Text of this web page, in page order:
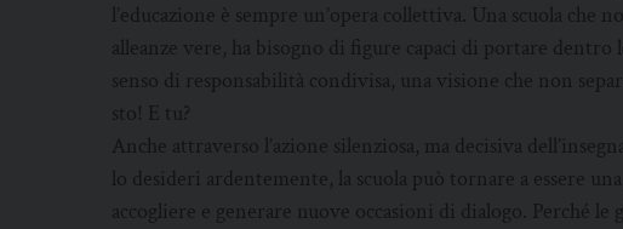
l’educazione è sempre un’opera collettiva. Una scuola che
alleanze vere, ha bisogno di figure capaci di portare
senso di responsabilità condivisa, una visione che non
sto! E tu?
Anche attraverso l’azione silenziosa, ma decisiva
lo desideri ardentemente, la scuola può tornare a essere
accogliere e generare nuove occasioni di dialogo. Perché